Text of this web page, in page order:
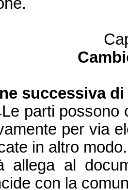
successiva
Le parti possono
per via
in altro modo.
allega al
con la